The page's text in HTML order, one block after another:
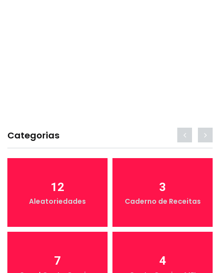
Categorias
12
Aleatoriedades
3
Caderno de Receitas
7 4